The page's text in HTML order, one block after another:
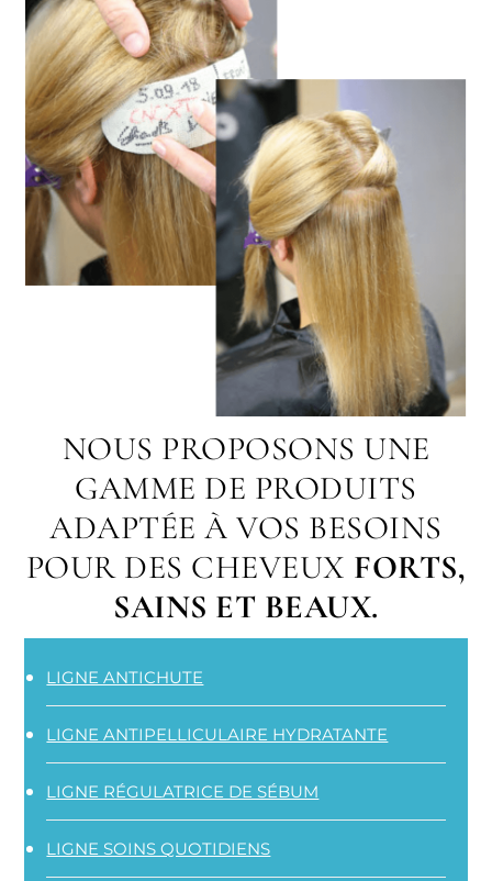
NOUS PROPOSONS UNE
GAMME DE PRODUITS
ADAPTÉE À VOS BESOINS
POUR DES CHEVEUX FORTS,
SAINS ET BEAUX.
LIGNE ANTICHUTE
LIGNE ANTIPELLICULAIRE HYDRATANTE
LIGNE RÉGULATRICE DE SÉBUM
LIGNE SOINS QUOTIDIENS